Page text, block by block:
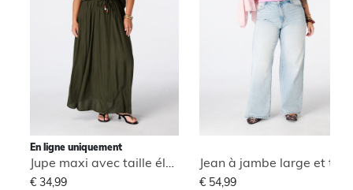
En ligne uniquement
€ 34,99 € 54,99